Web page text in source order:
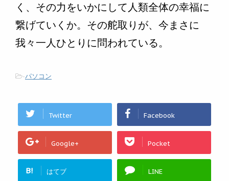
く、その力をいかにして人類全体の幸福に
繋げていくか。その舵取りが、今まさに
我々一人ひとりに問われている。
-パソコン
Twitter Facebook
Google+ Pocket
B! はてブ LINE